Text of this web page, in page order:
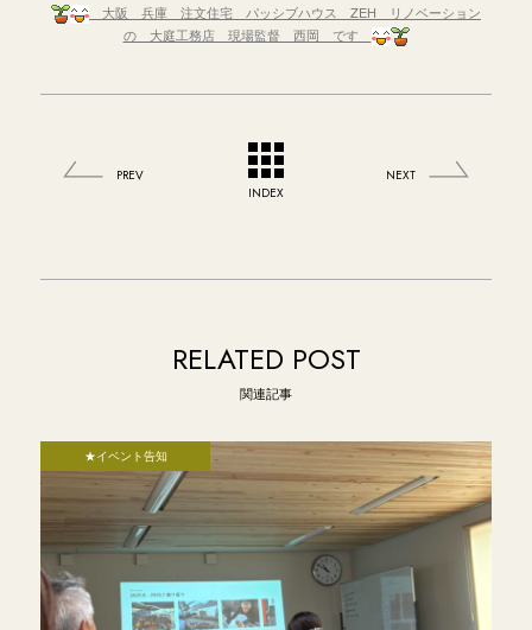
大阪 兵庫 注文住宅 パッシブハウス ZEH リノベーション
の 大庭工務店 現場監督 西岡 です
PREV
INDEX
NEXT
RELATED POST
関連記事
★イベント告知